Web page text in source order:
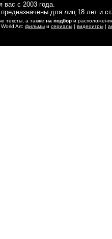
вас с 2003 года.
для лиц 18 лет и
тексты, а также на подбор и
Art: фильмы и сериалы | видеоигры |